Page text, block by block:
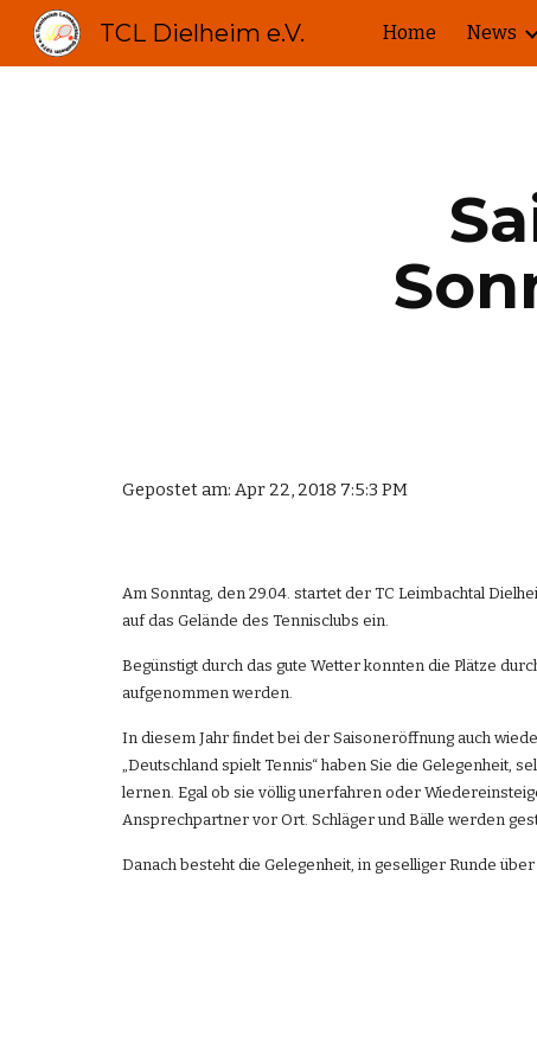
TCL Dielheim e.V. Home News
Gepostet am: Apr 22, 2018 7:5:3 PM
Am Sonntag, den 29.04. startet der TC Leimbachtal
auf das Gelände des Tennisclubs ein.
Begünstigt durch das gute Wetter konnten die Plätze
aufgenommen werden.
In diesem Jahr findet bei der Saisoneröffnung auch
„Deutschland spielt Tennis“ haben Sie die Gelegenheit,
lernen. Egal ob sie völlig unerfahren oder
Ansprechpartner vor Ort. Schläger und Bälle werden
Danach besteht die Gelegenheit, in geselliger Runde